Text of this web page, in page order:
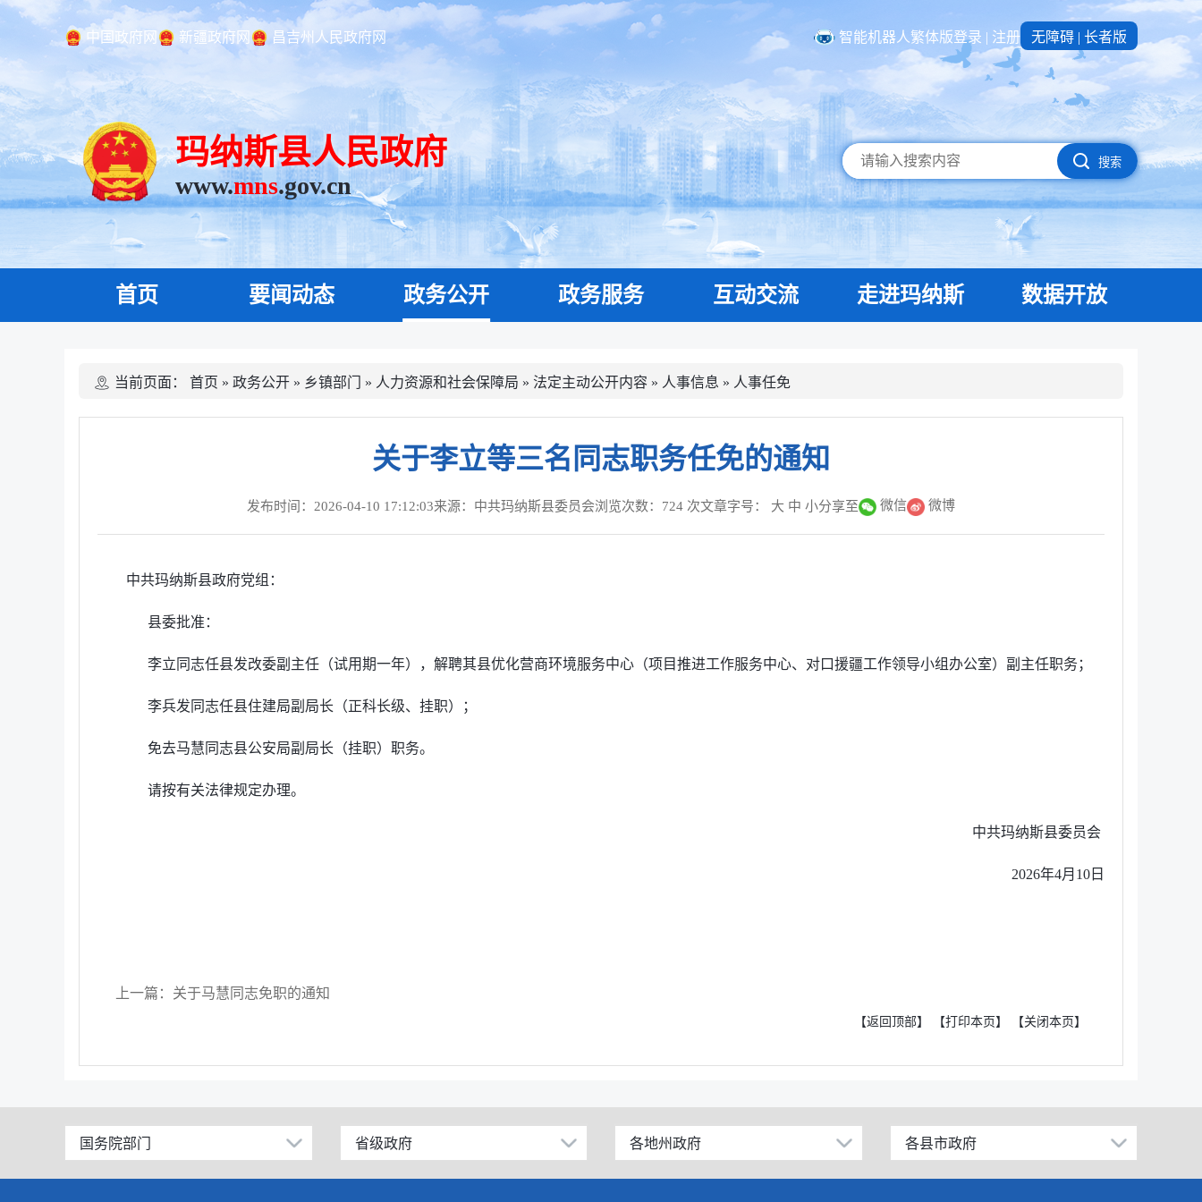
中国政府网 新疆政府网 昌吉州人民政府网 智能机器人繁体版登录 | 注册 无障碍 | 长者版
玛纳斯县人民政府
www.mns.gov.cn
搜索
首页 要闻动态 政务公开 政务服务 互动交流 走进玛纳斯 数据开放
当前页面： 首页 » 政务公开 » 乡镇部门 » 人力资源和社会保障局 » 法定主动公开内容 » 人事信息 » 人事任免
关于李立等三名同志职务任免的通知
发布时间：2026-04-10 17:12:03来源：中共玛纳斯县委员会浏览次数： 724 次文章字号： 大 中 小分享至 微信 微博
中共玛纳斯县政府党组：
县委批准：
李立同志任县发改委副主任（试用期一年），解聘其县优化营商环境服务中心（项目推进工作服务中心、对口援疆工作领导小组办公室）副主任职务；
李兵发同志任县住建局副局长（正科长级、挂职）；
免去马慧同志县公安局副局长（挂职）职务。
请按有关法律规定办理。
中共玛纳斯县委员会
2026年4月10日
上一篇：关于马慧同志免职的通知
【返回顶部】 【打印本页】 【关闭本页】
国务院部门
公安部
省级政府
北京
各地州政府
乌鲁木齐市
各县市政府
昌吉市